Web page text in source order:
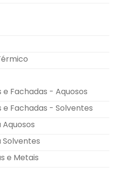
Fachadas - Aquosos
Fachadas - Solventes
e Metais